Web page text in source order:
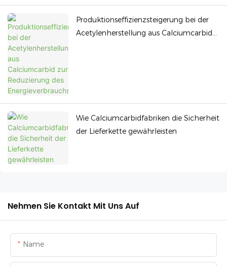
Produktionseffizienzsteigerung bei der
Acetylenherstellung aus Calciumcarbid
Wie Calciumcarbidfabriken die Sicherheit
der Lieferkette gewährleisten
Nehmen Sie Kontakt Mit Uns Auf
Name